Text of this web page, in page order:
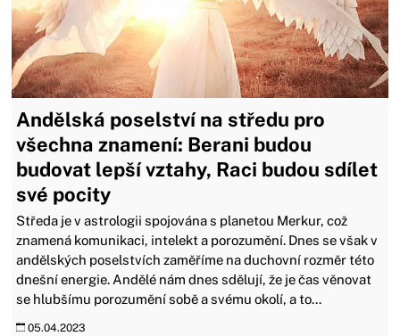
Andělská poselství na středu pro
všechna znamení: Berani budou
budovat lepší vztahy, Raci budou sdílet
své pocity
Středa je v astrologii spojována s planetou Merkur, což
znamená komunikaci, intelekt a porozumění. Dnes se však v
andělských poselstvích zaměříme na duchovní rozměr této
dnešní energie. Andělé nám dnes sdělují, že je čas věnovat
se hlubšímu porozumění sobě a svému okolí, a to...
05.04.2023